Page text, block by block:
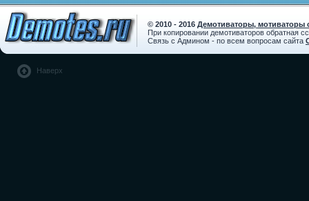
© 2010 - 2016 Демотиваторы, мотиваторы
При копировании демотиваторов обратная
Связь с Админом - по всем вопросам сайта
Наверх